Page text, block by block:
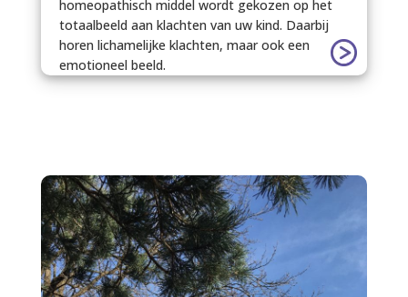
homeopathisch middel wordt gekozen op het
totaalbeeld aan klachten van uw kind. Daarbij
horen lichamelijke klachten, maar ook een
emotioneel beeld.